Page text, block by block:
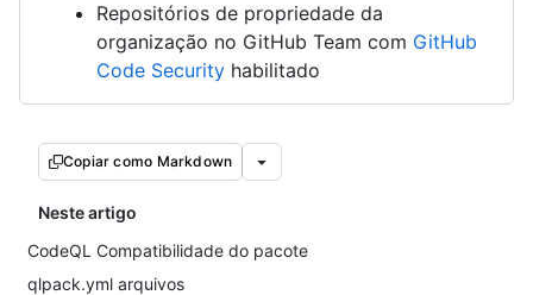
Repositórios de propriedade da
organização no GitHub Team com GitHub
Code Security habilitado
Copiar como Markdown
Neste artigo
CodeQL Compatibilidade do pacote
qlpack.yml arquivos